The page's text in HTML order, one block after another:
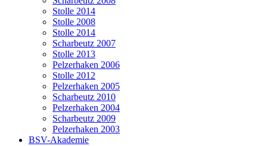
Stolle 2014
Stolle 2008
Stolle 2014
Scharbeutz 2007
Stolle 2013
Pelzerhaken 2006
Stolle 2012
Pelzerhaken 2005
Scharbeutz 2010
Pelzerhaken 2004
Scharbeutz 2009
Pelzerhaken 2003
BSV-Akademie